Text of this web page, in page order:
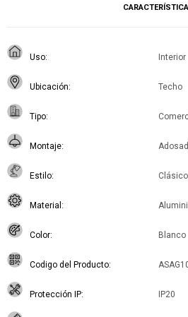
Uso Interior
Ubicación Techo
Tipo
Montaje
Estilo
Material
Color Blanco
Codigo del Producto
Protección IP IP20